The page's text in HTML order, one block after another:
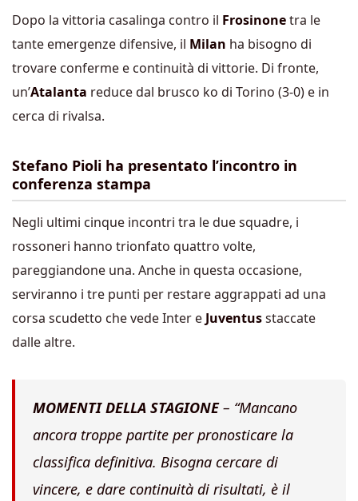
Dopo la vittoria casalinga contro il Frosinonetra le
tante emergenze difensive, il Milan ha bisogno di
trovare conferme e continuità di vittorie. Di fronte,
un’Atalanta reduce dal brusco ko di Torino (3-0) e in
cerca di rivalsa.
Stefano Pioli ha presentato l’incontro in
conferenza stampa
Negli ultimi cinque incontri tra le due squadre, i
rossoneri hanno trionfato quattro volte,
pareggiandone una. Anche in questa occasione,
serviranno i tre punti per restare aggrappati ad una
corsa scudetto che vede Inter e Juventusstaccate
dalle altre.
MOMENTI DELLA STAGIONE– “Mancano
ancora troppe partite per pronosticare la
classifica definitiva. Bisogna cercare di
vincere, e dare continuità di risultati, è il